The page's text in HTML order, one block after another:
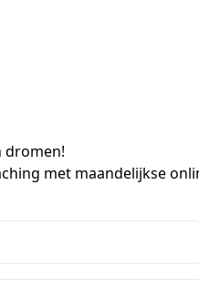
dromen!
met maandelijkse